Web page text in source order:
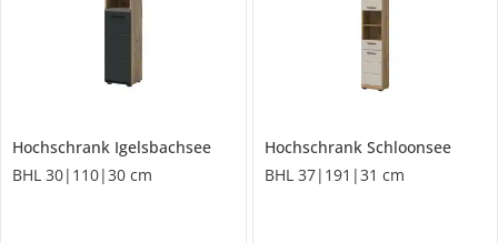
Hochschrank Igelsbachsee
BHL 30|110|30 cm
Hochschrank Schloonsee
BHL 37|191|31 cm